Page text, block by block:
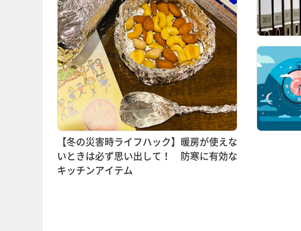
【冬の災害時ライフハック】暖房が使えな
いときは必ず思い出して！ 防寒に有効な
キッチンアイテム